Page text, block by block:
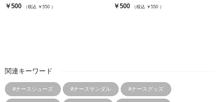
￥500 （税込 ￥550 ） ￥500 （税込 ￥550 ）
関連キーワード
#ナースシューズ #ナースサンダル #ナースグッズ